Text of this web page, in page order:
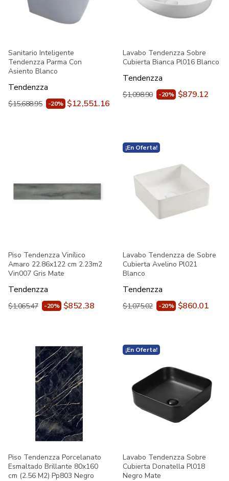
Sanitario Inteligente
Tendenzza Parma Con
Asiento Blanco
Tendenzza
$15,688.95 -20% $12,551.16
Lavabo Tendenzza Sobre
Cubierta Bianca Pl016 Blanco
Tendenzza
$1,098.90 -20% $879.12
Piso Tendenzza Vinílico
Amaro 22.86x122 cm 2.23m2
Vin007 Gris Mate
Tendenzza
$1,065.47 -20% $852.38
¡En Oferta!
Lavabo Tendenzza de Sobre
Cubierta Avelino Pl021
Blanco
Tendenzza
$1,075.02 -20% $860.01
Piso Tendenzza Porcelanato
Esmaltado Brillante 80x160
cm (2.56 M2) Pp803 Negro
¡En Oferta!
Lavabo Tendenzza Sobre
Cubierta Donatella Pl018
Negro Mate